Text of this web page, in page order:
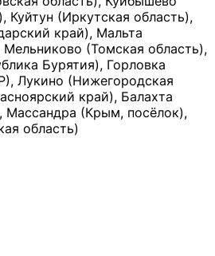
Куйтун (Иркутская область),
край), Мальта
Мельниково (Томская область),
Бурятия), Горловка
Лукино (Нижегородская
край), Балахта
Массандра (Крым, посёлок),
область)